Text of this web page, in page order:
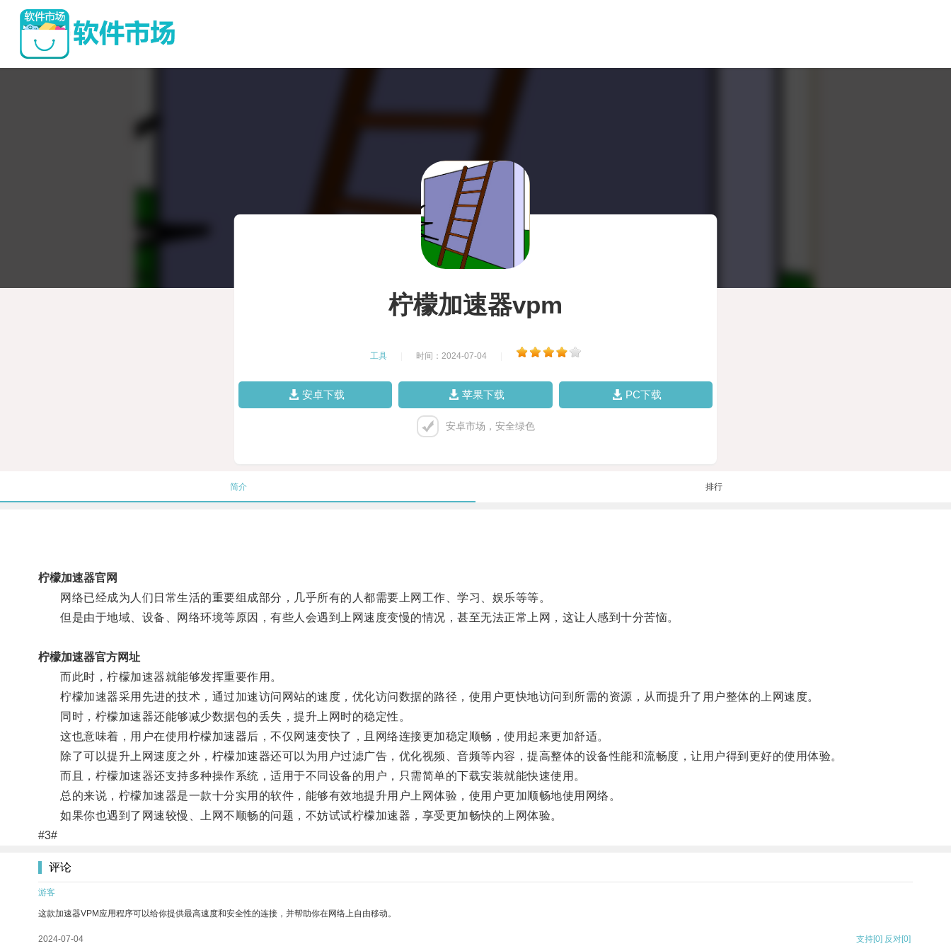
柠檬加速器vpm
工具 时间：2024-07-04
安卓下载 苹果下载 PC下载
安卓市场，安全绿色
简介 排行
柠檬加速器官网
网络已经成为人们日常生活的重要组成部分，几乎所有的人都需要上网工作、学习、娱乐等等。
但是由于地域、设备、网络环境等原因，有些人会遇到上网速度变慢的情况，甚至无法正常上网，这让人感到十分苦恼。
柠檬加速器官方网址
而此时，柠檬加速器就能够发挥重要作用。
柠檬加速器采用先进的技术，通过加速访问网站的速度，优化访问数据的路径，使用户更快地访问到所需的资源，从而提升了用户整体的上网速度。
同时，柠檬加速器还能够减少数据包的丢失，提升上网时的稳定性。
这也意味着，用户在使用柠檬加速器后，不仅网速变快了，且网络连接更加稳定顺畅，使用起来更加舒适。
除了可以提升上网速度之外，柠檬加速器还可以为用户过滤广告，优化视频、音频等内容，提高整体的设备性能和流畅度，让用户得到更好的使用体验。
而且，柠檬加速器还支持多种操作系统，适用于不同设备的用户，只需简单的下载安装就能快速使用。
总的来说，柠檬加速器是一款十分实用的软件，能够有效地提升用户上网体验，使用户更加顺畅地使用网络。
如果你也遇到了网速较慢、上网不顺畅的问题，不妨试试柠檬加速器，享受更加畅快的上网体验。
#3#
评论
游客
这款加速器VPM应用程序可以给你提供最高速度和安全性的连接，并帮助你在网络上自由移动。
2024-07-04 支持[0] 反对[0]